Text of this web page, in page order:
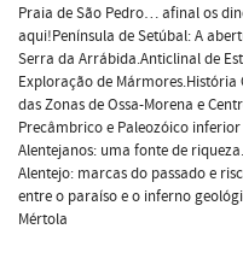
Praia de São Pedro… afinal os
aqui!Península de Setúbal: A
Serra da Arrábida.Anticlinal de
Exploração de
das Zonas de Ossa-Morena e
Precâmbrico e Paleozóico
Alentejanos: uma fonte de
Alentejo: marcas do passado e
entre o paraíso e o inferno
Mértola